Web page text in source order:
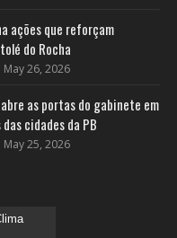
ações que reforçam
do Rocha
May 26, 2026
as portas do gabinete em
cidades da PB
May 25, 2026